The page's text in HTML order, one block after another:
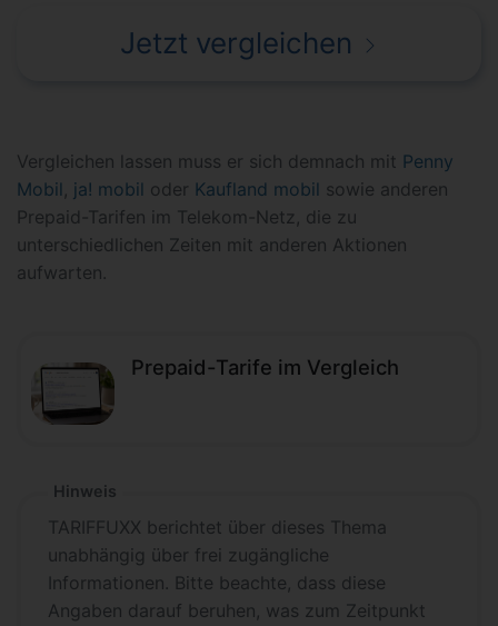
Jetzt vergleichen
Vergleichen lassen muss er sich demnach mit Penny
Mobil, ja! mobil oder Kaufland mobil sowie anderen
Prepaid-Tarifen im Telekom-Netz, die zu
unterschiedlichen Zeiten mit anderen Aktionen
aufwarten.
Prepaid-Tarife im Vergleich
Hinweis
TARIFFUXX berichtet über dieses Thema
unabhängig über frei zugängliche
Informationen. Bitte beachte, dass diese
Angaben darauf beruhen, was zum Zeitpunkt